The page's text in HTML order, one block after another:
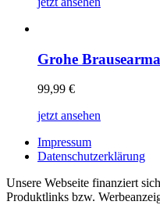
Grohe
99,99 €
jetzt ansehen
Impressum
Datenschutzerklärung
Unsere Webseite finanziert
Produktlinks bzw.